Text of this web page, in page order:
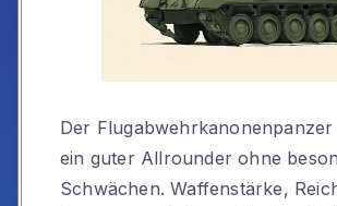
Der Flugabwehrkanonenpanzer
ein guter Allrounder ohne
Schwächen. Waffenstärke,